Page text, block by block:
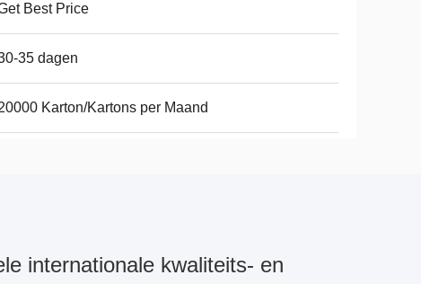
Best Price
35 dagen
Karton/Kartons per Maand
internationale kwaliteits- en